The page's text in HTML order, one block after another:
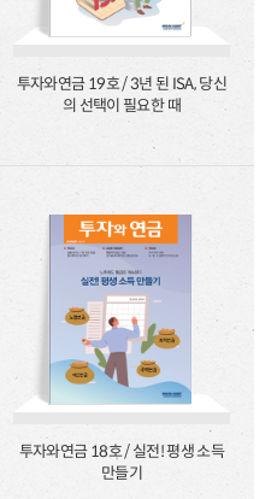
투자와연금 19호 / 3년 된 ISA, 당신
의 선택이 필요한 때
투자와연금 18호 / 실전! 평생 소득
만들기